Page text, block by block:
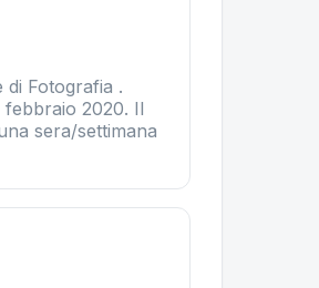
di Fotografia .
2020. Il
sera/settimana